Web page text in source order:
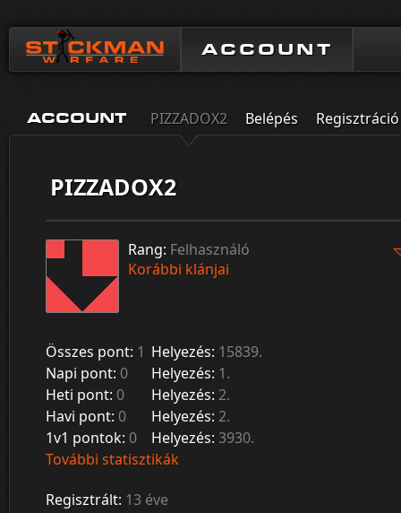
ACCOUNT
ACCOUNT PIZZADOX2 Belépés Regisztráció
PIZZADOX2
Rang: Felhasználó
Korábbi klánjai
Összes pont: 1 Helyezés: 15839.
Napi pont: 0 Helyezés: 1.
Heti pont: 0 Helyezés: 2.
Havi pont: 0 Helyezés: 2.
1v1 pontok: 0 Helyezés: 3930.
További statisztikák
Regisztrált: 13 éve